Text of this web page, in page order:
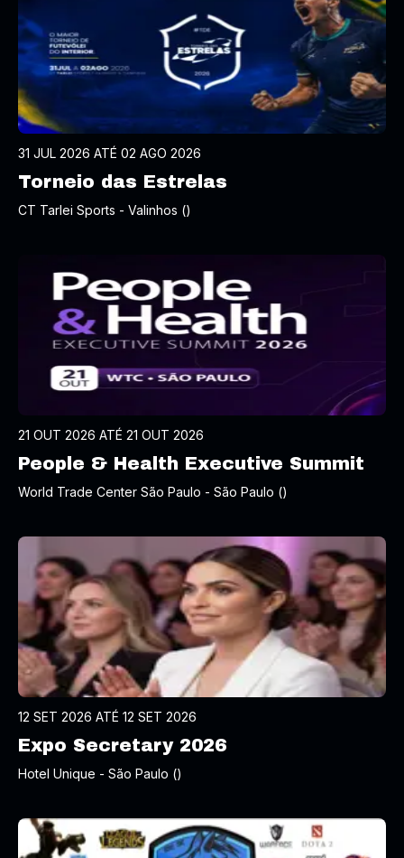
31 JUL 2026 ATÉ 02 AGO 2026
Torneio das Estrelas
CT Tarlei Sports - Valinhos ()
21 OUT 2026 ATÉ 21 OUT 2026
People & Health Executive Summit
World Trade Center São Paulo - São Paulo ()
12 SET 2026 ATÉ 12 SET 2026
Expo Secretary 2026
Hotel Unique - São Paulo ()